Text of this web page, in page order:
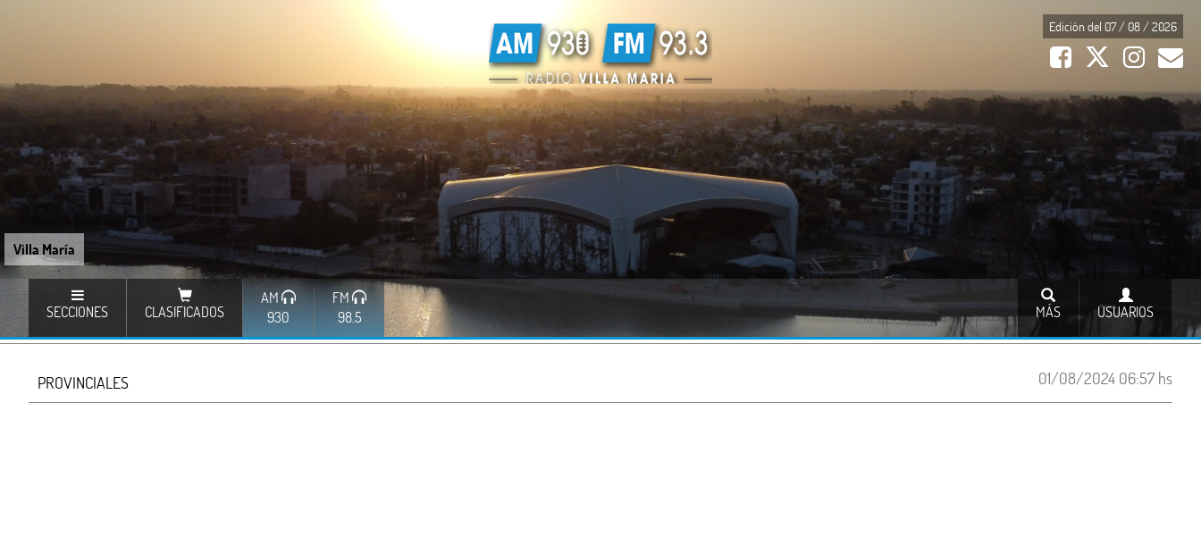
Villa María
Edición del 07 / 08 / 2026
SECCIONES CLASIFICADOS
AM
930
FM
98.5
USUARIOS
MÁS
01/08/2024 06:57 hs
PROVINCIALES